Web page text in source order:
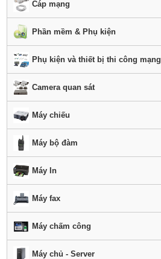
Cáp mạng
Phần mềm & Phụ kiện
Phụ kiện và thiết bị thi công mạng
Camera quan sát
Máy chiếu
Máy bộ đàm
Máy In
Máy fax
Máy chấm công
Máy chủ - Server